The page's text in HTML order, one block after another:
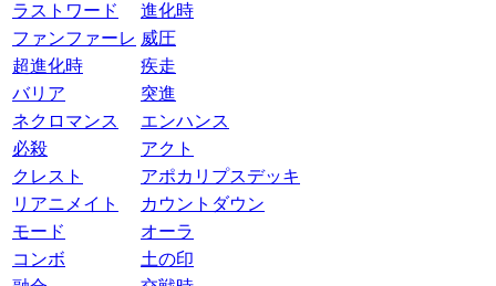
ラストワード
進化時
ファンファーレ 威圧
超進化時
疾走
バリア
突進
ネクロマンス
エンハンス
必殺
アクト
クレスト
アポカリプスデッキ
リアニメイト
カウントダウン
モード
オーラ
コンボ
土の印